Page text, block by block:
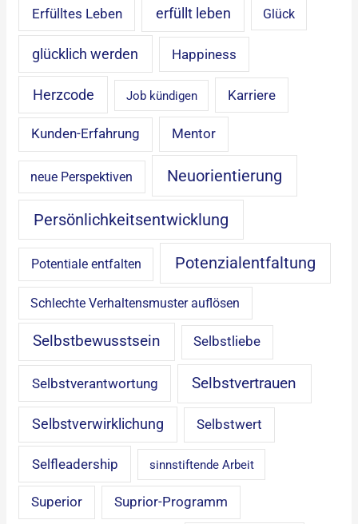
Erfülltes Leben erfüllt leben Glück
glücklich werden Happiness
Herzcode Job kündigen Karriere
Kunden-Erfahrung Mentor
neue Perspektiven Neuorientierung
Persönlichkeitsentwicklung
Potentiale entfalten Potenzialentfaltung
Schlechte Verhaltensmuster auflösen
Selbstbewusstsein Selbstliebe
Selbstverantwortung Selbstvertrauen
Selbstverwirklichung Selbstwert
Selfleadership sinnstiftende Arbeit
Superior Suprior-Programm